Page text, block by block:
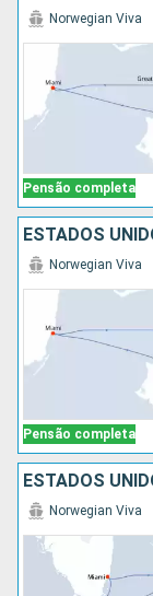
Pensão completa
Norwegian Viva
ESTADOS
Pensão completa
Norwegian Viva
ESTADOS
Norwegian Viva